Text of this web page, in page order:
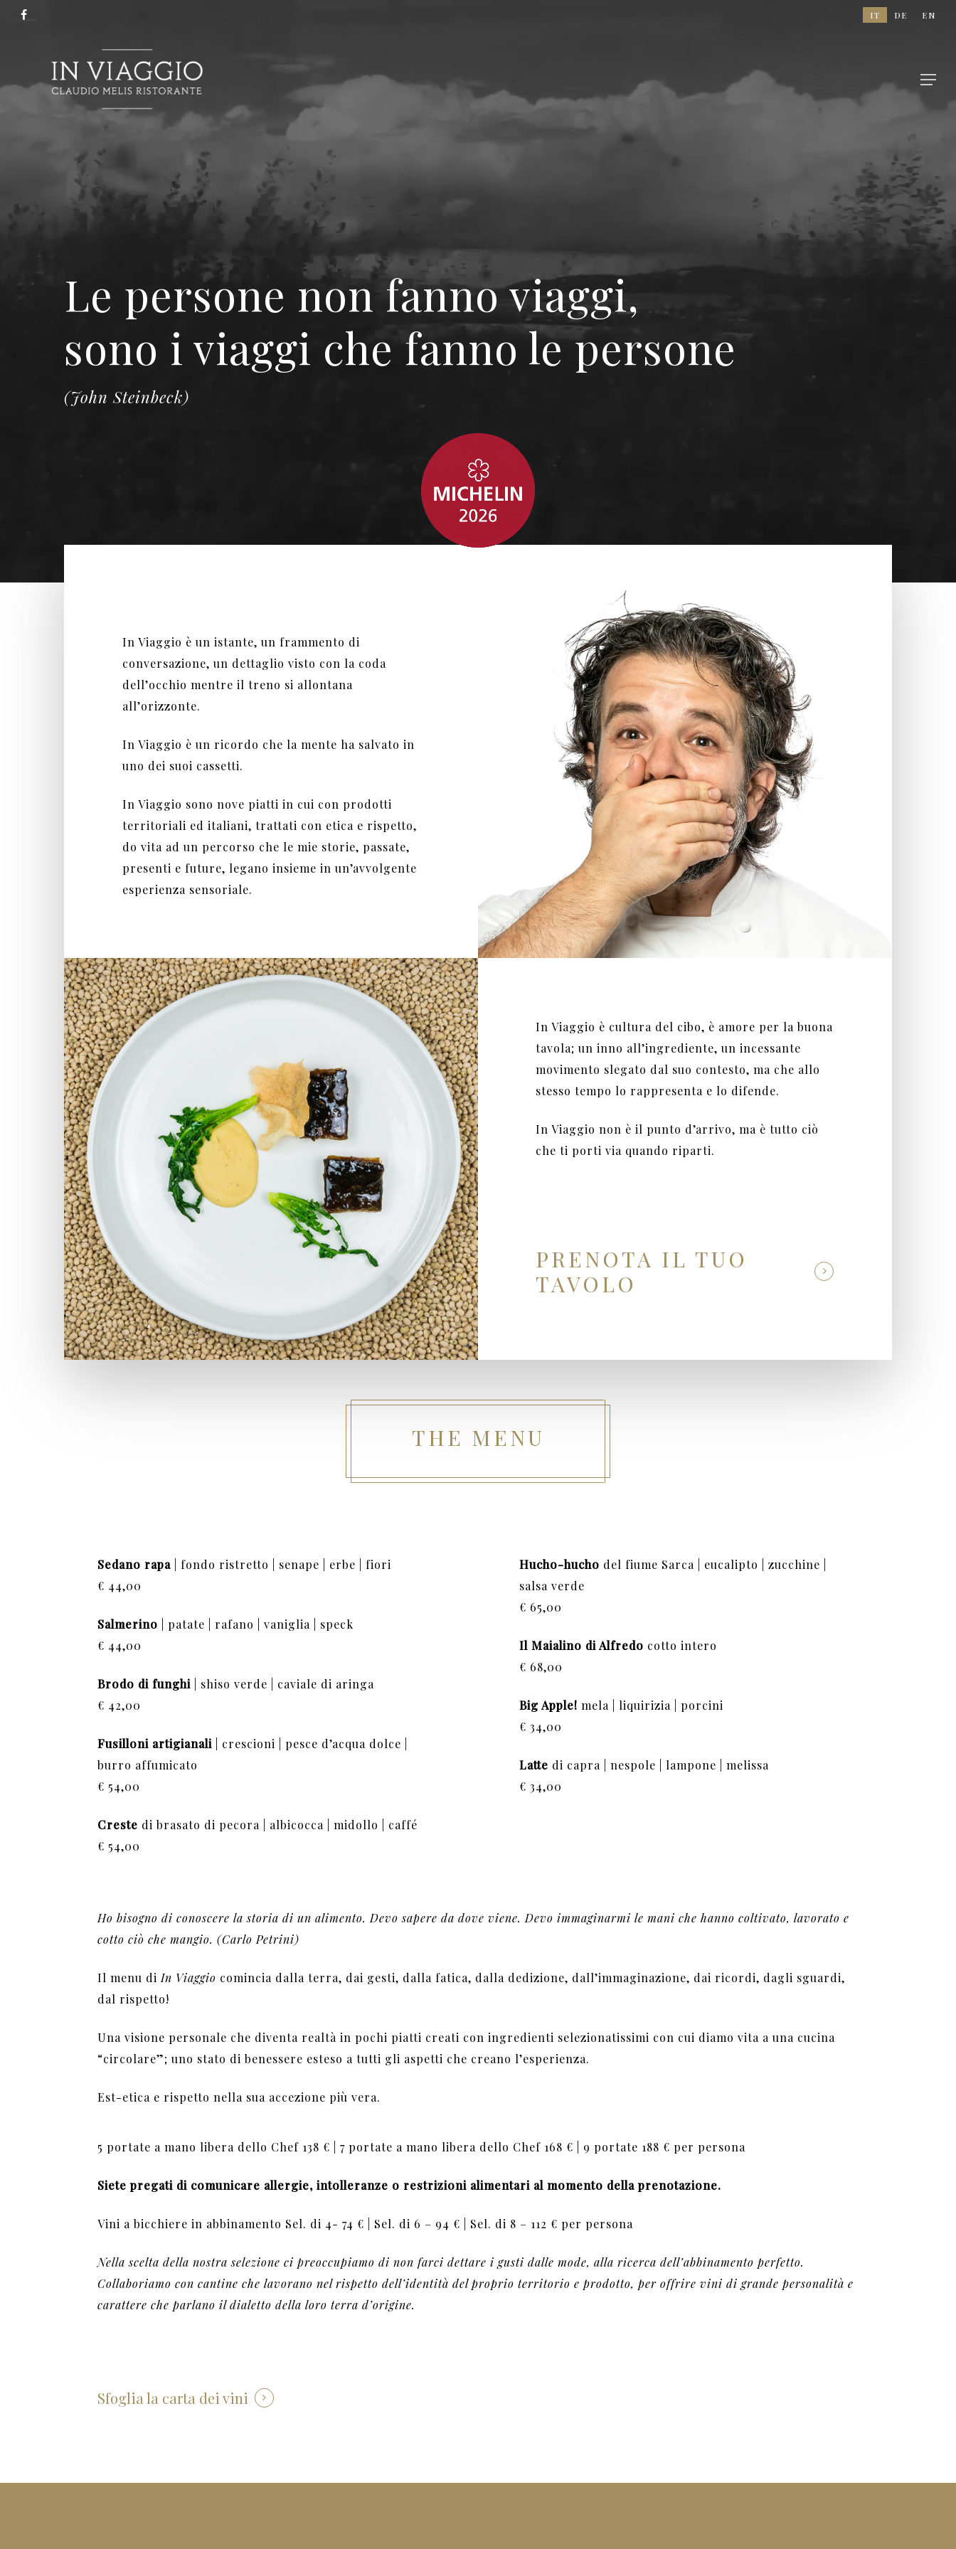
Skip
facebook
IT DE EN
Menu
Le persone non fanno viaggi,
sono i viaggi che fanno le persone
(John Steinbeck)
In Viaggio è un istante, un frammento di
conversazione, un dettaglio visto con la coda
dell’occhio mentre il treno si allontana
all’orizzonte.
In Viaggio è un ricordo che la mente ha salvato in
uno dei suoi cassetti.
In Viaggio sono nove piatti in cui con prodotti
territoriali ed italiani, trattati con etica e rispetto,
do vita ad un percorso che le mie storie, passate,
presenti e future, legano insieme in un’avvolgente
esperienza sensoriale.
In Viaggio è cultura del cibo, è amore per la buona
tavola; un inno all’ingrediente, un incessante
movimento slegato dal suo contesto, ma che allo
stesso tempo lo rappresenta e lo difende.
In Viaggio non è il punto d’arrivo, ma è tutto ciò
che ti porti via quando riparti.
PRENOTA IL TUO
TAVOLO
THE MENU
Sedano rapa | fondo ristretto | senape | erbe | fiori
€ 44,00
Salmerino | patate | rafano | vaniglia | speck
€ 44,00
Brodo di funghi | shiso verde | caviale di aringa
€ 42,00
Fusilloni artigianali
| crescioni | pesce d’acqua dolce |
burro affumicato
€ 54,00
Creste di brasato di pecora | albicocca | midollo | caffé
€ 54,00
Hucho-hucho del fiume Sarca | eucalipto | zucchine |
salsa verde
€ 65,00
Il Maialino di Alfredo cotto intero
€ 68,00
Big Apple! mela | liquirizia | porcini
€ 34,00
Latte di capra | nespole | lampone | melissa
€ 34,00
Ho bisogno di conoscere la storia di un alimento. Devo sapere da dove viene. Devo immaginarmi le mani che hanno coltivato, lavorato e
cotto ciò che mangio. (Carlo Petrini)
Il menu di In Viaggio comincia dalla terra, dai gesti, dalla fatica, dalla dedizione, dall’immaginazione, dai ricordi, dagli sguardi,
dal rispetto!
Una visione personale che diventa realtà in pochi piatti creati con ingredienti selezionatissimi con cui diamo vita a una cucina
“circolare”; uno stato di benessere esteso a tutti gli aspetti che creano l’esperienza.
Est-etica e rispetto nella sua accezione più vera.
5 portate a mano libera dello Chef 138 € | 7 portate a mano libera dello Chef 168 € | 9 portate 188 € per persona
Siete pregati di comunicare allergie, intolleranze o restrizioni alimentari al momento della prenotazione.
Vini a bicchiere in abbinamento Sel. di 4- 74 € | Sel. di 6 – 94 € | Sel. di 8 – 112 € per persona
Nella scelta della nostra selezione ci preoccupiamo di non farci dettare i gusti dalle mode, alla ricerca dell’abbinamento perfetto.
Collaboriamo con cantine che lavorano nel rispetto dell’identità del proprio territorio e prodotto, per offrire vini di grande personalità e
carattere che parlano il dialetto della loro terra d’origine.
Sfoglia la carta dei vini